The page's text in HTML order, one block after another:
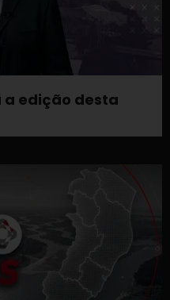
a edição desta